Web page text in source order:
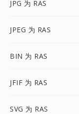
JPG 为 RAS
JPEG 为 RAS
BIN 为 RAS
JFIF 为 RAS
SVG 为 RAS